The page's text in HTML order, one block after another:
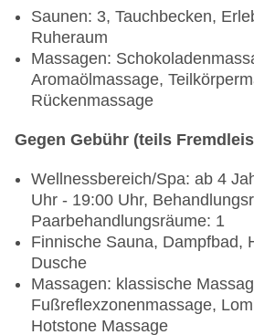
Saunen: 3, Tauchbecken,
Ruheraum
Massagen:
Aromaölmassage,
Rückenmassage
Gegen Gebühr (teils
Wellnessbereich/Spa: ab 4
Uhr - 19:00 Uhr,
Paarbehandlungsräume: 1
Finnische Sauna, Dampfbad,
Dusche
Massagen: klassische
Fußreflexzonenmassage,
Hotstone Massage